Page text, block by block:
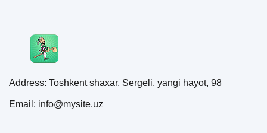
Address: Toshkent shaxar, Sergeli, yangi hayot, 98
Email: info@mysite.uz